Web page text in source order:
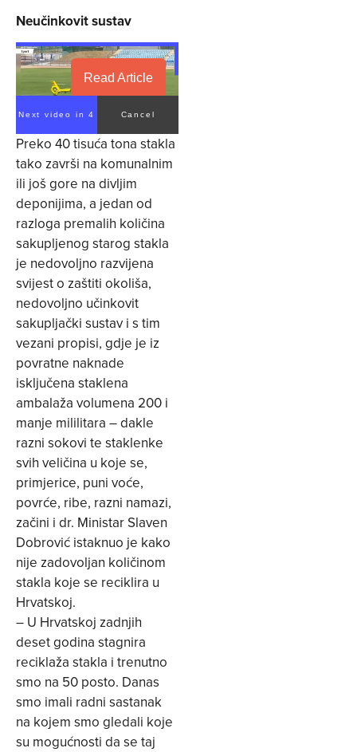
Neučinkovit sustav
Read Article
Next video in 3 Cancel
Preko 40 tisuća tona stakla
tako završi na komunalnim
ili još gore na divljim
deponijima, a jedan od
razloga premalih količina
sakupljenog starog stakla
je nedovoljno razvijena
svijest o zaštiti okoliša,
nedovoljno učinkovit
sakupljački sustav i s tim
vezani propisi, gdje je iz
povratne naknade
isključena staklena
ambalaža volumena 200 i
manje mililitara – dakle
razni sokovi te staklenke
svih veličina u koje se,
primjerice, puni voće,
povrće, ribe, razni namazi,
začini i dr. Ministar Slaven
Dobrović istaknuo je kako
nije zadovoljan količinom
stakla koje se reciklira u
Hrvatskoj.
– U Hrvatskoj zadnjih
deset godina stagnira
reciklaža stakla i trenutno
smo na 50 posto. Danas
smo imali radni sastanak
na kojem smo gledali koje
su mogućnosti da se taj